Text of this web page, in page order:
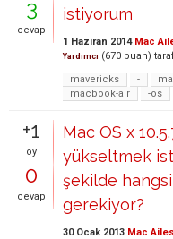
3
cevap
istiyorum
1 Haziran 2014 Mac
Yardımcı (670 puan)
mavericks
-
macbook-air
-os
+1
oy
0
cevap
Mac OS x
yükseltmek
şekilde
gerekiyor?
30 Ocak 2013 Mac